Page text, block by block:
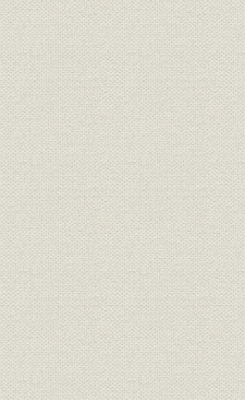
物流 重要
工場立地 新規
組織;提携・合併
合併
織図
事業所;提携・合併
関東
更
提携・合併;経営 合併